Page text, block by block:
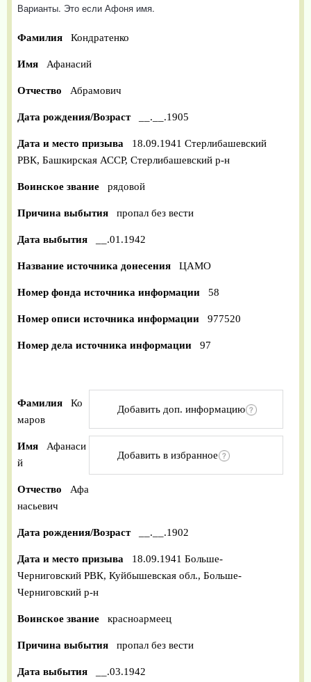
Варианты. Это если Афоня имя.
Фамилия Кондратенко
Имя Афанасий
Отчество Абрамович
Дата рождения/Возраст __.__.1905
Дата и место призыва
18.09.1941 Стерлибашевский
РВК, Башкирская АССР, Стерлибашевский р-н
Воинское звание рядовой
Причина выбытия пропал без вести
Дата выбытия __.01.1942
Название источника донесения ЦАМО
Номер фонда источника информации 58
Номер описи источника информации 977520
Номер дела источника информации 97
Добавить доп. информацию
Добавить в избранное
Фамилия
Ко
маров
Имя
Афанаси
й
Отчество
Афа
насьевич
Дата рождения/Возраст __.__.1902
Дата и место призыва
18.09.1941 Больше-
Черниговский РВК, Куйбышевская обл., Больше-
Черниговский р-н
Воинское звание красноармеец
Причина выбытия пропал без вести
Дата выбытия __.03.1942